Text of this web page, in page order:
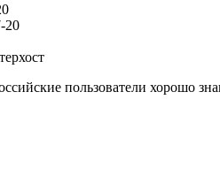
20
пользователи хорошо